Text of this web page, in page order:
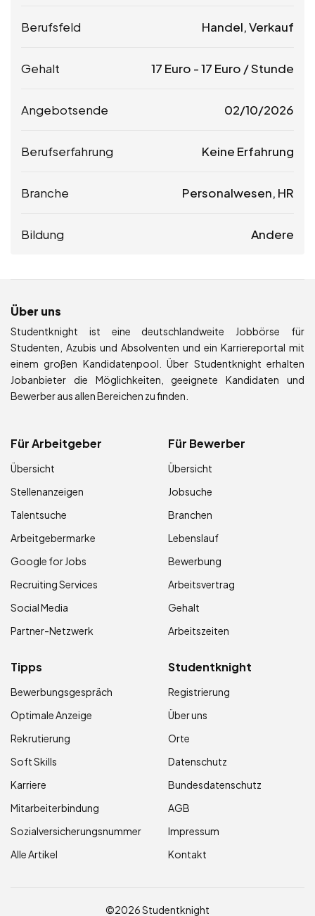
Berufsfeld Handel, Verkauf
Gehalt 17 Euro -17 Euro / Stunde
Angebotsende 02/10/2026
Berufserfahrung Keine Erfahrung
Branche Personalwesen, HR
Bildung Andere
Über uns
Studentknight ist eine deutschlandweite Jobbörse für
Studenten, Azubis und Absolventen und ein Karriereportal mit
einem großen Kandidatenpool. Über Studentknight erhalten
Jobanbieter die Möglichkeiten, geeignete Kandidaten und
Bewerber aus allen Bereichen zu finden.
Für Arbeitgeber
Übersicht
Stellenanzeigen
Talentsuche
Arbeitgebermarke
Google for Jobs
Recruiting Services
Social Media
Partner-Netzwerk
Für Bewerber
Übersicht
Jobsuche
Branchen
Lebenslauf
Bewerbung
Arbeitsvertrag
Gehalt
Arbeitszeiten
Tipps
Bewerbungsgespräch
Optimale Anzeige
Rekrutierung
Soft Skills
Karriere
Mitarbeiterbindung
Sozialversicherungsnummer
Alle Artikel
Studentknight
Registrierung
Über uns
Orte
Datenschutz
Bundesdatenschutz
AGB
Impressum
Kontakt
©2026 Studentknight